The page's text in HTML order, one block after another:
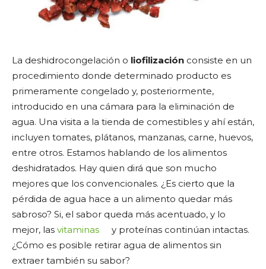
La deshidrocongelación o liofilización consiste en un
procedimiento donde determinado producto es
primeramente congelado y, posteriormente,
introducido en una cámara para la eliminación de
agua. Una visita a la tienda de comestibles y ahí están,
incluyen tomates, plátanos, manzanas, carne, huevos,
entre otros. Estamos hablando de los alimentos
deshidratados. Hay quien dirá que son mucho
mejores que los convencionales. ¿Es cierto que la
pérdida de agua hace a un alimento quedar más
sabroso? Si, el sabor queda más acentuado, y lo
mejor, las vitaminas
y proteínas continúan intactas.
¿Cómo es posible retirar agua de alimentos sin
extraer también su sabor?